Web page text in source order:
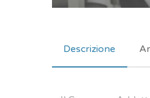
Descrizione